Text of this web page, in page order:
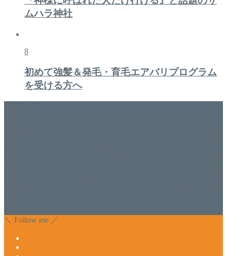
ムハラ神社
8
初めて強髪＆発毛・育毛エアバリプログラム
を受ける方へ
＼ Follow me ／